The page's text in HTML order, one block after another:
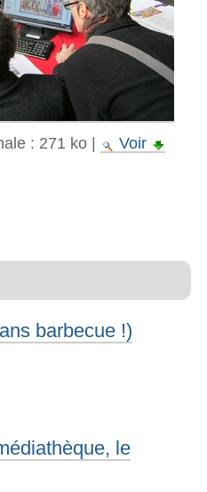
: 271 ko|
Voir
barbecue !)
le